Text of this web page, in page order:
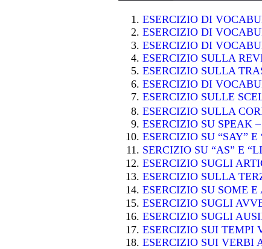
ESERCIZIO DI
ESERCIZIO DI
ESERCIZIO DI
ESERCIZIO SULLA
ESERCIZIO SULLA
ESERCIZIO DI
ESERCIZIO SULLE
ESERCIZIO SULLA
ESERCIZIO SU SPEAK
ESERCIZIO SU “SAY” E
SERCIZIO SU “AS” E
ESERCIZIO SUGLI
ESERCIZIO SULLA
ESERCIZIO SU SOME E
ESERCIZIO SUGLI
ESERCIZIO SUGLI
ESERCIZIO SUI TEMPI
ESERCIZIO SUI VERBI